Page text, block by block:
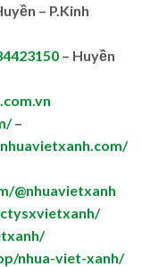
– P.Kinh
– Huyền
–
@nhuavietxanh
nhua-viet-xanh/